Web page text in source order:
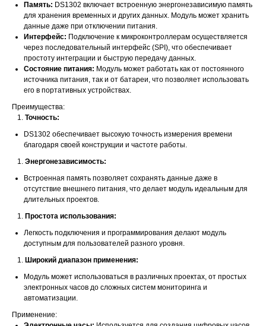
Память: DS1302 включает встроенную энергонезависимую память
для хранения временных и других данных. Модуль может хранить
данные даже при отключении питания.
Интерфейс: Подключение к микроконтроллерам осуществляется
через последовательный интерфейс (SPI), что обеспечивает
простоту интеграции и быструю передачу данных.
Состояние питания: Модуль может работать как от постоянного
источника питания, так и от батареи, что позволяет использовать
его в портативных устройствах.
Преимущества:
Точность:
DS1302 обеспечивает высокую точность измерения времени
благодаря своей конструкции и частоте работы.
Энергонезависимость:
Встроенная память позволяет сохранять данные даже в
отсутствие внешнего питания, что делает модуль идеальным для
длительных проектов.
Простота использования:
Легкость подключения и программирования делают модуль
доступным для пользователей разного уровня.
Широкий диапазон применения:
Модуль может использоваться в различных проектах, от простых
электронных часов до сложных систем мониторинга и
автоматизации.
Применение: